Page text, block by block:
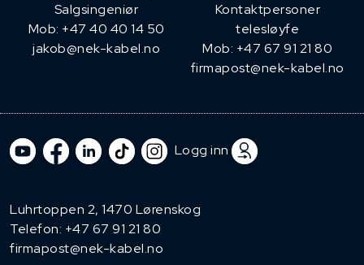
​Salgsingeniør
Mob: +47 40 40 14 50
jakob@nek-kabel.no
Kontaktpersoner
telesløyfe
Mob: +47 67 91 21 80
firmapost@nek-kabel.no
Logg inn
Luhrtoppen 2, 1470 Lørenskog
Telefon: +47 67 91 21 80
firmapost@nek-kabel.no